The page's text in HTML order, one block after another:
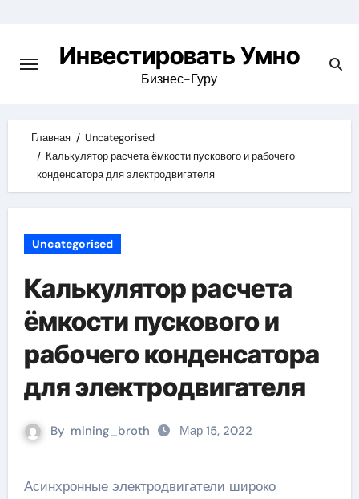
content
Инвестировать Умно
Бизнес-Гуру
Главная
Uncategorised
Калькулятор расчета ёмкости пускового и рабочего
конденсатора для электродвигателя
Uncategorised
Калькулятор расчета
ёмкости пускового и
рабочего конденсатора
для электродвигателя
By mining_broth Мар 15, 2022
Асинхронные электродвигатели широко